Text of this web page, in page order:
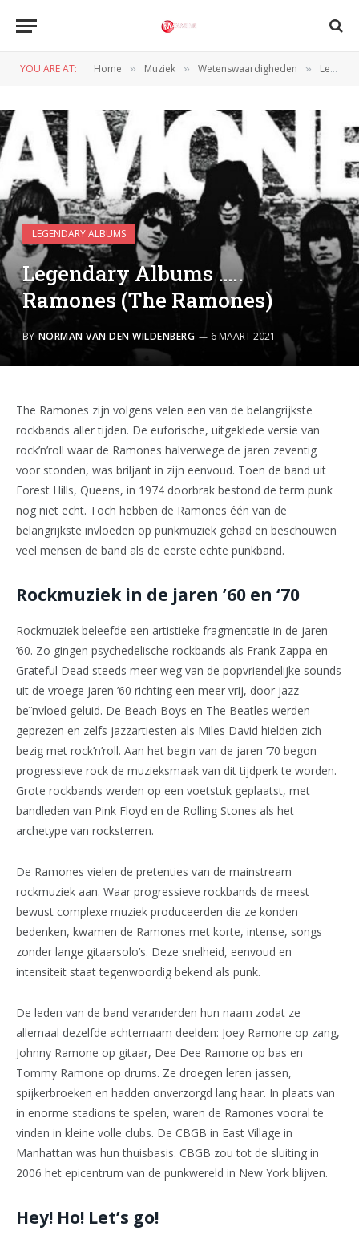
YOU ARE AT: Home » Muziek » Wetenswaardigheden » Legendary Albums
LEGENDARY ALBUMS
Legendary Albums …..
Ramones (The Ramones)
BY NORMAN VAN DEN WILDENBERG 6 MAART 2021
The Ramones zijn volgens velen een van de belangrijkste
rockbands aller tijden. De euforische, uitgeklede versie van
rock’n’roll waar de Ramones halverwege de jaren zeventig
voor stonden, was briljant in zijn eenvoud. Toen de band uit
Forest Hills, Queens, in 1974 doorbrak bestond de term punk
nog niet echt. Toch hebben de Ramones één van de
belangrijkste invloeden op punkmuziek gehad en beschouwen
veel mensen de band als de eerste echte punkband.
Rockmuziek in de jaren ’60 en ‘70
Rockmuziek beleefde een artistieke fragmentatie in de jaren
’60. Zo gingen psychedelische rockbands als Frank Zappa en
Grateful Dead steeds meer weg van de popvriendelijke sounds
uit de vroege jaren ’60 richting een meer vrij, door jazz
beïnvloed geluid. De Beach Boys en The Beatles werden
geprezen en zelfs jazzartiesten als Miles David hielden zich
bezig met rock’n’roll. Aan het begin van de jaren ’70 begon
progressieve rock de muzieksmaak van dit tijdperk te worden.
Grote rockbands werden op een voetstuk geplaatst, met
bandleden van Pink Floyd en de Rolling Stones als het
archetype van rocksterren.
De Ramones vielen de pretenties van de mainstream
rockmuziek aan. Waar progressieve rockbands de meest
bewust complexe muziek produceerden die ze konden
bedenken, kwamen de Ramones met korte, intense, songs
zonder lange gitaarsolo’s. Deze snelheid, eenvoud en
intensiteit staat tegenwoordig bekend als punk.
De leden van de band veranderden hun naam zodat ze
allemaal dezelfde achternaam deelden: Joey Ramone op zang,
Johnny Ramone op gitaar, Dee Dee Ramone op bas en
Tommy Ramone op drums. Ze droegen leren jassen,
spijkerbroeken en hadden onverzorgd lang haar. In plaats van
in enorme stadions te spelen, waren de Ramones vooral te
vinden in kleine volle clubs. De CBGB in East Village in
Manhattan was hun thuisbasis. CBGB zou tot de sluiting in
2006 het epicentrum van de punkwereld in New York blijven.
Hey! Ho! Let’s go!